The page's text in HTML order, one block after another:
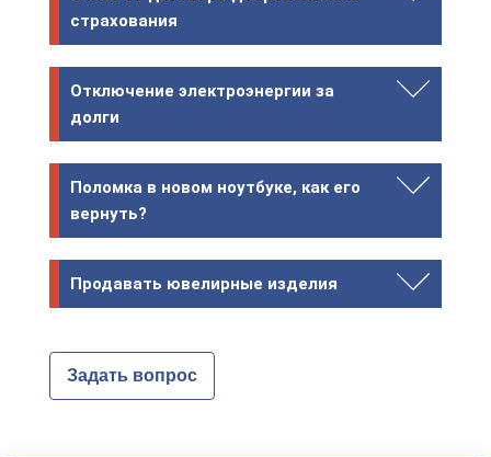
страхования
Отключение электроэнергии за
долги
Поломка в новом ноутбуке, как его
вернуть?
Продавать ювелирные изделия
Задать вопрос